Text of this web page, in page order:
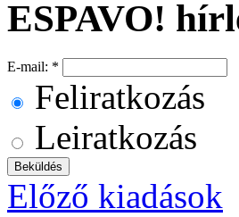
ESPAVO!
E-mail: *
Feliratkozás
Leiratkozás
Előző kiadások